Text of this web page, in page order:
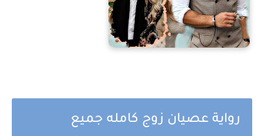
رواية عصيان زوج كامله جميع